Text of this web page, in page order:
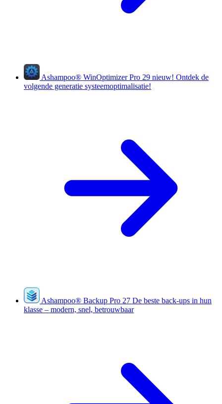
Ashampoo® WinOptimizer Pro 29 nieuw! Ontdek de
volgende generatie systeemoptimalisatie!
Ashampoo® Backup Pro 27 De beste back-ups in hun
klasse – modern, snel, betrouwbaar